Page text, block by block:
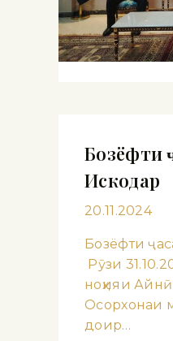
Бозёфти
Искодар
20.11.2024
Бозёфти
Рӯзи
ноҳияи
Осорхонаи
доир…